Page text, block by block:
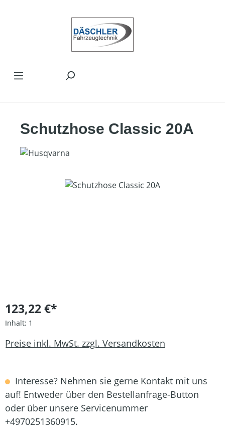
Schutzhose Classic 20A
Bildergalerie überspringen
123,22 €*
Inhalt: 1
Preise inkl. MwSt. zzgl. Versandkosten
Interesse? Nehmen sie gerne Kontakt mit uns
auf! Entweder über den Bestellanfrage-Button
oder über unsere Servicenummer
+4970251360915.